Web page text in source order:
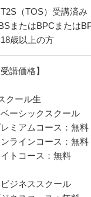
T2S（TOS）受講済
またはBPCまたは
18歳以上の方
受講価格】
クール生
ベーシックスクール
ミアムコース：無料
ラインコース：無料
トコース：無料
ビジネススクール